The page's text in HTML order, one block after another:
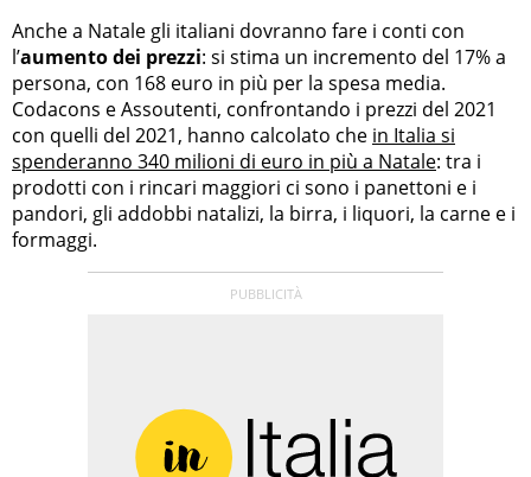
Anche a Natale gli italiani dovranno fare i conti con
l’aumento dei prezzi: si stima un incremento del 17% a
persona, con 168 euro in più per la spesa media.
Codacons e Assoutenti, confrontando i prezzi del 2021
con quelli del 2021, hanno calcolato che in Italia si
spenderanno 340 milioni di euro in più a Natale: tra i
prodotti con i rincari maggiori ci sono i panettoni e i
pandori, gli addobbi natalizi, la birra, i liquori, la carne e i
formaggi.